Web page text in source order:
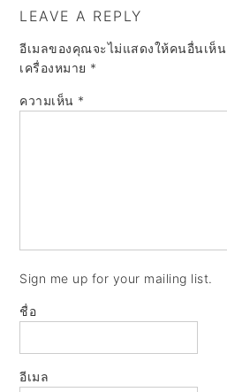
LEAVE A REPLY
อีเมลของคุณจะไม่แสดงให้คนอื่นเห็น
เครื่องหมาย *
ความเห็น *
Sign me up for your mailing list.
ชื่อ
อีเมล